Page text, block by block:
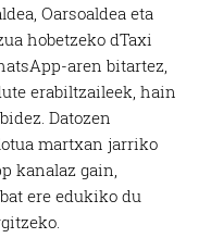
Oarsoaldea eta
hobetzeko dTaxi
aren bitartez,
erabiltzaileek, hain
Datozen
martxan jarriko
kanalaz gain,
ere edukiko du